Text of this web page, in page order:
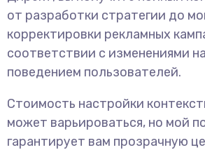
от разработки стратегии до
корректировки рекламных
соответствии с изменениями
поведением пользователей.
Стоимость настройки
может варьироваться, но мой
гарантирует вам прозрачную